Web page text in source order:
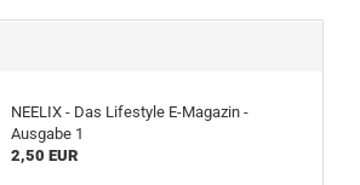
NEELIX - Das Lifestyle E-Magazin -
Ausgabe 1
2,50 EUR